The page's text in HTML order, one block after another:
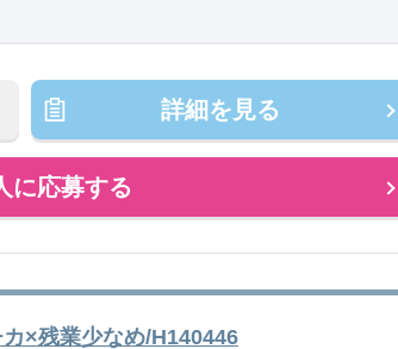
詳細を見る
に応募する
×残業少なめ/H140446